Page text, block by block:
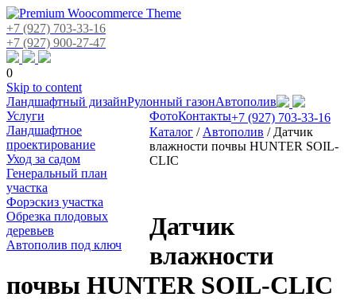
+7 (927) 703-33-16
+7 (927) 900-27-47
0
Skip to content
Ландшафтный дизайнРулонный газонАвтополив
Услуги
Ландшафтное
проектирование
Уход за садом
Генеральный план
участка
Форэскиз участка
Обрезка плодовых
деревьев
Автополив под ключ
ФотоКонтакты+7 (927) 703-33-16
Каталог / Автополив / Датчик
влажности почвы HUNTER SOIL-
CLIC
Датчик
влажности
почвы HUNTER SOIL-CLIC